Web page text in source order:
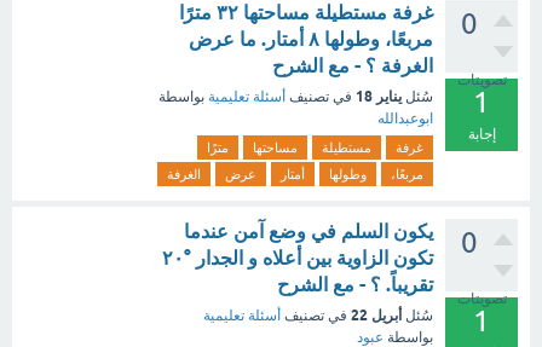
0
تصويتات
1
إجابة
غرفة مستطيلة مساحتها ۳۲ مترًا
مربعًا، وطولها ۸ أمتار. ما عرض
الغرفة ؟ - مع الشرح
سُئل يناير 18 في تصنيف أسئلة تعليمية بواسطة
ابوعبدالله
غرفة مستطيلة مساحتها
مترًا
مربعًا،
وطولها أمتار عرض الغرفة
0
تصويتات
1
يكون السلم في وضع آمن عندما
تكون الزاوية بين أعلاه و الجدار °٢٠
تقريباً. ؟ - مع الشرح
سُئل أبريل 22 في تصنيف أسئلة تعليمية
بواسطة عبود